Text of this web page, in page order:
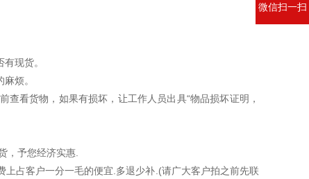
现货。
烦。
看货物，如果有损坏，让工作人员出具“物品损坏证明，
，予您经济实惠.
占客户一分一毛的便宜.多退少补.(请广大客户拍之前先联
微信扫一扫